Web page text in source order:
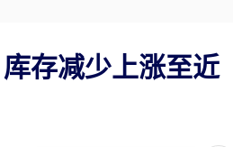
存减少上涨至近